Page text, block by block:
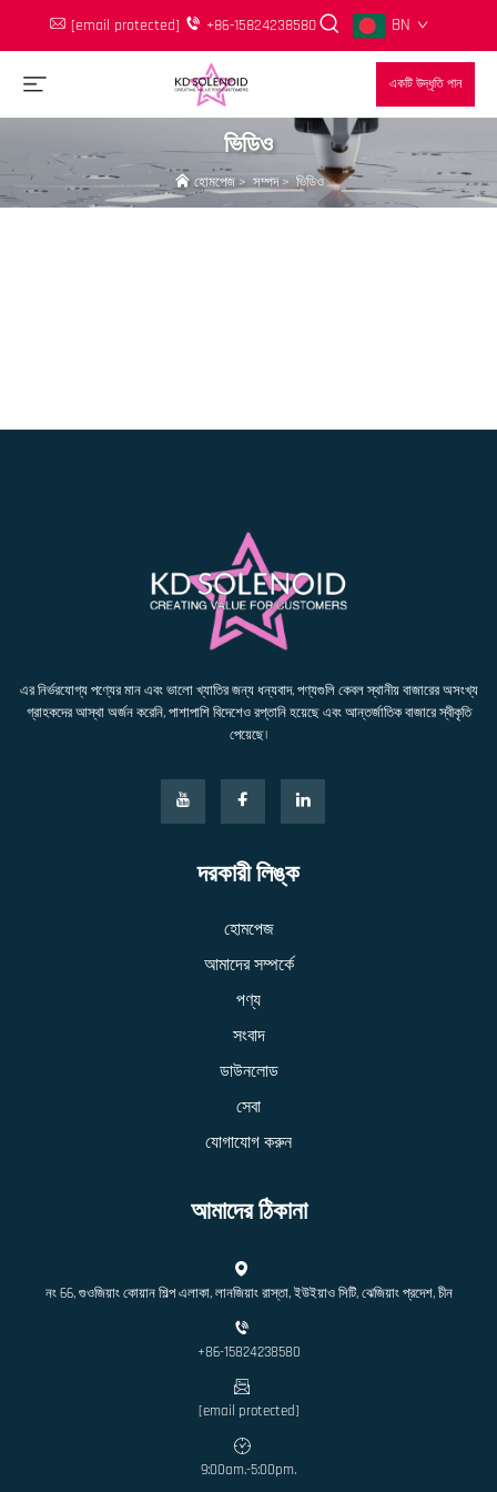
[email protected] +86-15824238580 BN
একটি উদ্ধৃতি পান
ভিডিও
হোমপেজ> সম্পদ>ভিডিও
এর নির্ভরযোগ্য পণ্যের মান এবং ভালো খ্যাতির জন্য ধন্যবাদ, পণ্যগুলি কেবল স্থানীয় বাজারের অসংখ্য
গ্রাহকদের আস্থা অর্জন করেনি, পাশাপাশি বিদেশেও রপ্তানি হয়েছে এবং আন্তর্জাতিক বাজারে স্বীকৃতি
পেয়েছে।
দরকারী লিঙ্ক
হোমপেজ
আমাদের সম্পর্কে
পণ্য
সংবাদ
ডাউনলোড
সেবা
যোগাযোগ করুন
আমাদের ঠিকানা
নং 66, গুওজিয়াং কোয়ান শিল্প এলাকা, লানজিয়াং রাস্তা, ইউইয়াও সিটি, ঝেজিয়াং প্রদেশ, চীন
+86-15824238580
[email protected]
9:00am.-5:00pm.